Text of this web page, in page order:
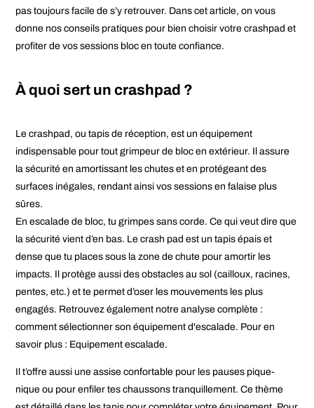
pas toujours facile de s’y retrouver. Dans cet article, on vous
donne nos conseils pratiques pour bien choisir votre crashpad et
profiter de vos sessions bloc en toute confiance.
À quoi sert un crashpad ?
Le crashpad, ou tapis de réception, est un équipement
indispensable pour tout grimpeur de bloc en extérieur. Il assure
la sécurité en amortissant les chutes et en protégeant des
surfaces inégales, rendant ainsi vos sessions en falaise plus
sûres.
En escalade de bloc, tu grimpes sans corde. Ce qui veut dire que
la sécurité vient d’en bas. Lecrash pad est un tapis épais et
dense que tu places sous la zone de chute pour amortir les
impacts. Il protège aussi des obstacles au sol (cailloux, racines,
pentes, etc.) et te permet d’oser les mouvements les plus
engagés. Retrouvez également notre analyse complète :
comment sélectionner son équipement d'escalade. Pour en
savoir plus : Equipement escalade.
Il t’offre aussi une assise confortable pour les pauses pique-
nique ou pourenfiler tes chaussons tranquillement. Ce thème